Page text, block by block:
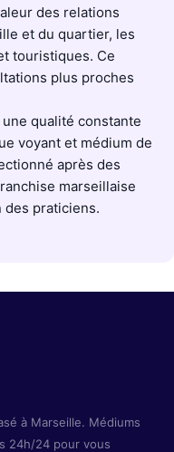
des relations
et du quartier, les
touristiques. Ce
plus proches
qualité constante
voyant et médium de
après des
marseillaise
des praticiens.
à Marseille. Médiums
24h/24 pour vous